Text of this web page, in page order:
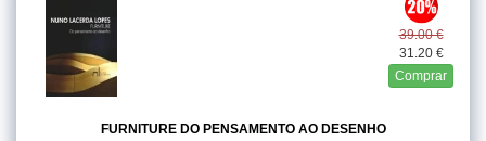
39.00 €
31.20 €
Comprar
FURNITURE DO PENSAMENTO AO DESENHO